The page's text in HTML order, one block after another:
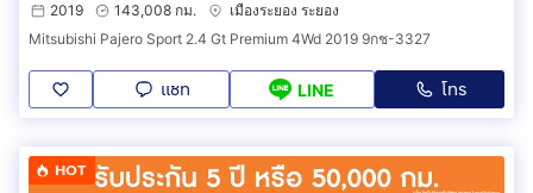
2019
143,008 กม.
เมืองระยอง ระยอง
Mitsubishi Pajero Sport 2.4 Gt Premium 4Wd 2019 9กช-3327
แชท LINE โทร
HOT